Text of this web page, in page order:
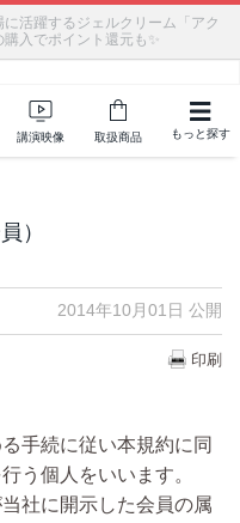
活躍するジェルクリーム「アク
入でポイント還元も✨
講演映像 取扱商品 もっと探す
）
2014年10月01日 公開
印刷
手続に従い本規約に同
う個人をいいます。
社に開示した会員の属